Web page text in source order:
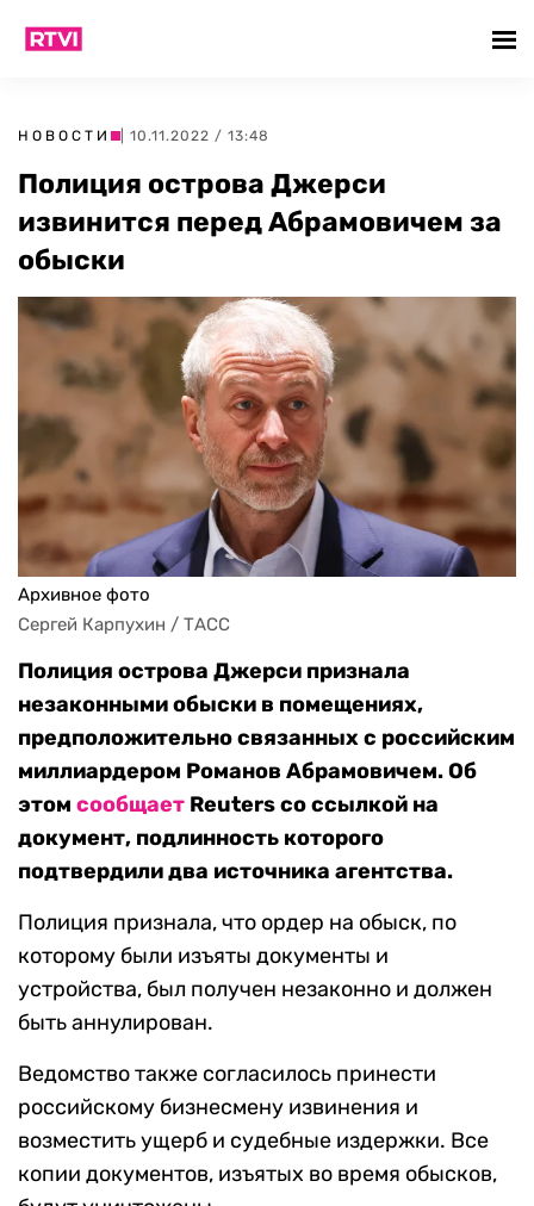
НОВОСТИ | 10.11.2022 / 13:48
Полиция острова Джерси
извинится перед Абрамовичем за
обыски
Архивное фото
Сергей Карпухин / ТАСС
Полиция острова Джерси признала
незаконными обыски в помещениях,
предположительно связанных с российским
миллиардером Романов Абрамовичем. Об
этом сообщает Reuters со ссылкой на
документ, подлинность которого
подтвердили два источника агентства.
Полиция признала, что ордер на обыск, по
которому были изъяты документы и
устройства, был получен незаконно и должен
быть аннулирован.
Ведомство также согласилось принести
российскому бизнесмену извинения и
возместить ущерб и судебные издержки. Все
копии документов, изъятых во время обысков,